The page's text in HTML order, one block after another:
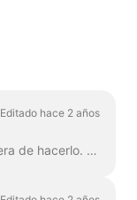
Editado hace 2 años
El texto agrupado es la mejor manera de hacerlo. En el 99% de los casos, puedes hacer todo lo que necesites con él. Sin embargo, a veces es posible que desee crear uno o dos...